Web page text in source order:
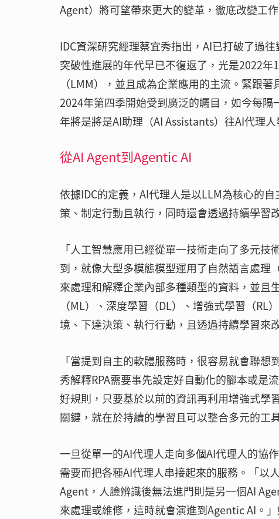
Agent）將可望帶來更大的變革，徹底改變工
IDC資深研究經理蔡宜秀指出，AI已打破了過
突破性進展的年代早已不復返了，光是2022
（LMM），並且成為企業應用的主流。緊跟
2024年第四季開始受到廣泛的矚目，如今每
年將是將是AI助理（AI Assistants）往AI代理
從AI Agent到Agentic AI
依據IDC的定義，AI代理人是以LLM為核心的
策、制定行動且執行，同時還會透過持續學習
「人工智慧應用已經從單一技術走向了多元
到，就像大型多模態模型運用了自然語言處理
來處理和解釋企業內部多種類型的資料，並且
（ML）、深度學習（DL）、增強式學習（
境、下達決策、執行行動，且透過持續學習來
「當提到自主的軟體服務時，很容易就會聯
秀解釋RPA需要事先設定好自動化的腳本或是
好規則，只要基於以前的資訊再利用增強式學
關鍵，就在於持續的學習且可以整合多元的工
一旦從單一的AI代理人走向多個AI代理人的協
需要而把各種AI代理人串接起來的服務。「以
Agent，人臉辨識後無法進門則是另一個AI
來處理或維修，這時就會演進到Agentic AI。